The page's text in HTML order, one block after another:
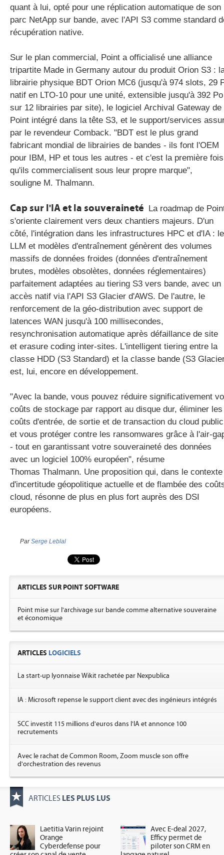
quant à lui, opté pour une réplication automatique de son
parc NetApp sur bande, avec l'API S3 comme standard
récupération native.
Sur le plan commercial, Point a officialisé une alliance
tripartite Made in Germany autour du produit Orion S3 :
librairie physique BDT Orion MC6 (jusqu'à 974 slots, 29
natif en LTO-10 pour une unité, extensible jusqu'à 392 Po
sur 12 librairies par site), le logiciel Archival Gateway de
Point intégré dans la tête S3, et le support/services
par le revendeur Comback. "BDT est le plus grand
fabricant mondial de librairies de bandes - ils font l'OEM
pour IBM, HP et tous les autres - et c'est la première fois
qu'ils commercialisent sous leur propre marque",
souligne M. Thalmann.
Cap sur l'IA et la souveraineté La roadmap de
s'oriente clairement vers deux chantiers majeurs. D'un
côté, l'intégration dans les infrastructures HPC et d'IA :
LLM et modèles d'entraînement génèrent des volumes
massifs de données froides (données d'entraînement
brutes, modèles obsolètes, données réglementaires)
parfaitement adaptées au tiering S3 vers bande, avec un
accès natif via l'API S3 Glacier d'AWS. De l'autre, le
renforcement de la géo-distribution avec support de
latences WAN jusqu'à 100 millisecondes,
resynchronisation automatique après défaillance de site
et erasure coding inter-sites. L'intelligent tiering entre la
classe HDD (S3 Standard) et la classe bande (S3
est, lui, encore en développement.
"Avec la bande, vous pouvez réduire significativement
coûts de stockage par rapport au disque dur, éliminer les
coûts d'entrée, de sortie et de transaction du cloud
et vous protéger contre les ransomwares grâce à l'air-
- tout en garantissant votre souveraineté des données
avec un logiciel 100% européen", résume
Thomas Thalmann. Une proposition qui, dans le contexte
d'incertitude géopolitique actuelle et de flambée des
cloud, résonne de plus en plus fort auprès des DSI
européens.
ParSerge Leblal
ARTICLES SUR POINT SOFTWARE
Point mise sur l'archivage sur bande comme alternative souveraine
et économique
ARTICLES LOGICIELS
La start-up lyonnaise Wikit rachetée par Nexpublica
IA : Microsoft repense le support client avec des ingénieurs intégrés
SCC investit 115 millions d'euros dans l'IA et annonce 100
recrutements
Avec le rachat de Common Room, Zoom muscle son offre
d'orchestration des revenus
ARTICLES LES PLUS LUS
Laetitia Varin rejoint
Orange
Cyberdefense pour
Avec E-deal 2027,
Efficy permet de
piloter son CRM en